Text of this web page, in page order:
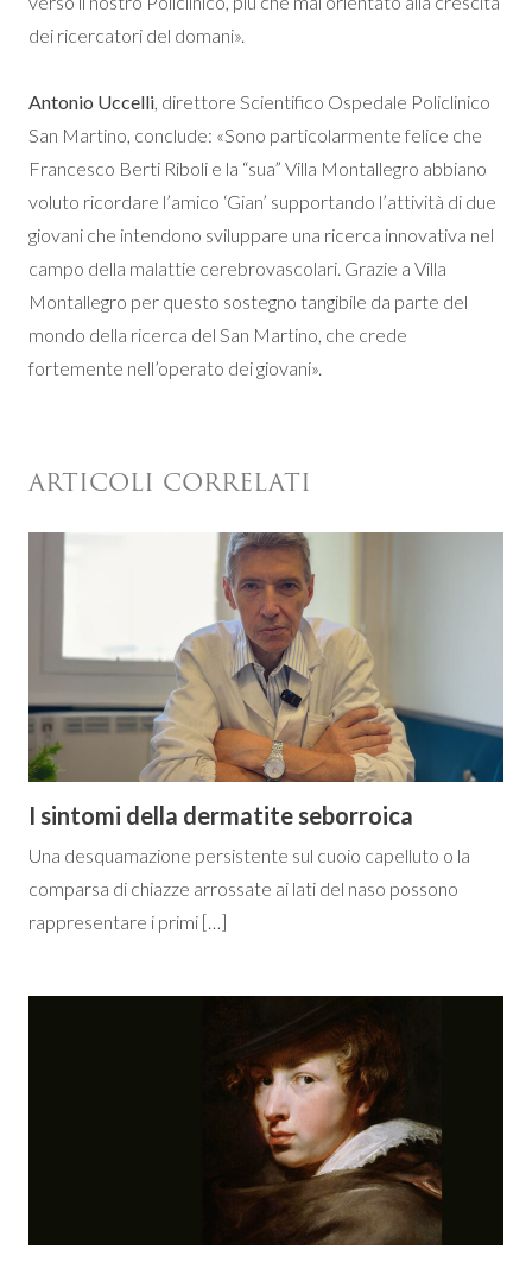
dei ricercatori del domani».
Antonio Uccelli, direttore Scientifico Ospedale Policlinico
San Martino, conclude: «Sono particolarmente felice che
Francesco Berti Riboli e la “sua” Villa Montallegro abbiano
voluto ricordare l’amico ‘Gian’ supportando l’attività di due
giovani che intendono sviluppare una ricerca innovativa nel
campo della malattie cerebrovascolari. Grazie a Villa
Montallegro per questo sostegno tangibile da parte del
mondo della ricerca del San Martino, che crede
fortemente nell’operato dei giovani».
ARTICOLI CORRELATI
I sintomi della dermatite seborroica
Una desquamazione persistente sul cuoio capelluto o la
comparsa di chiazze arrossate ai lati del naso possono
rappresentare i primi […]